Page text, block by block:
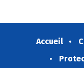
Accueil